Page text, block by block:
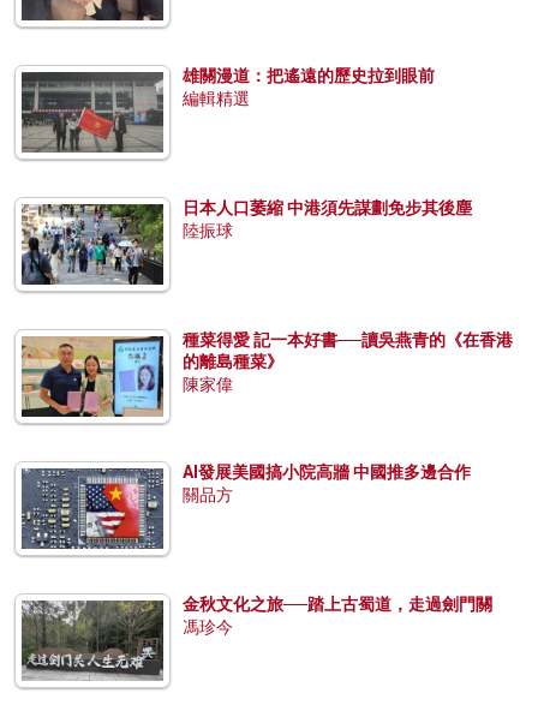
雄關漫道：把遙遠的歷史拉到眼前
編輯精選
日本人口萎縮 中港須先謀劃免步其後塵
陸振球
種菜得愛 記一本好書──讀吳燕青的《在香港
的離島種菜》
陳家偉
AI發展美國搞小院高牆 中國推多邊合作
關品方
金秋文化之旅──踏上古蜀道，走過劍門關
馮珍今